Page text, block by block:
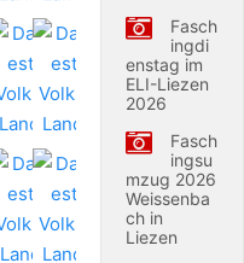
Fasch
ingdi
enstag im
ELI-Liezen
2026
Fasch
ingsu
mzug 2026
Weissenba
ch in
Liezen